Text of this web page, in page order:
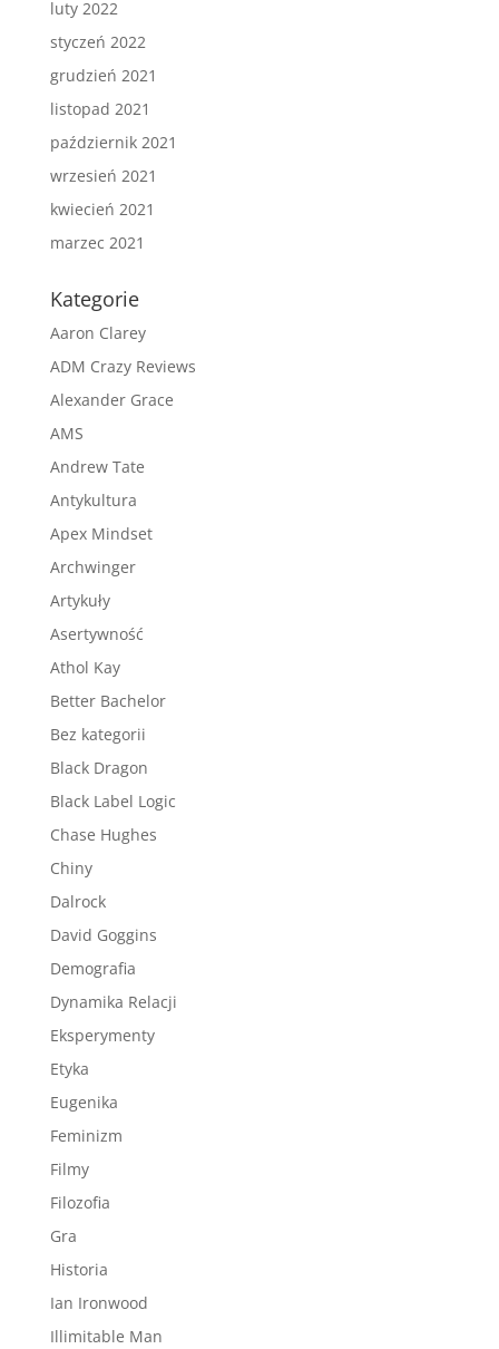
luty 2022
styczeń 2022
grudzień 2021
listopad 2021
październik 2021
wrzesień 2021
kwiecień 2021
marzec 2021
Kategorie
Aaron Clarey
ADM Crazy Reviews
Alexander Grace
AMS
Andrew Tate
Antykultura
Apex Mindset
Archwinger
Artykuły
Asertywność
Athol Kay
Better Bachelor
Bez kategorii
Black Dragon
Black Label Logic
Chase Hughes
Chiny
Dalrock
David Goggins
Demografia
Dynamika Relacji
Eksperymenty
Etyka
Eugenika
Feminizm
Filmy
Filozofia
Gra
Historia
Ian Ironwood
Illimitable Man